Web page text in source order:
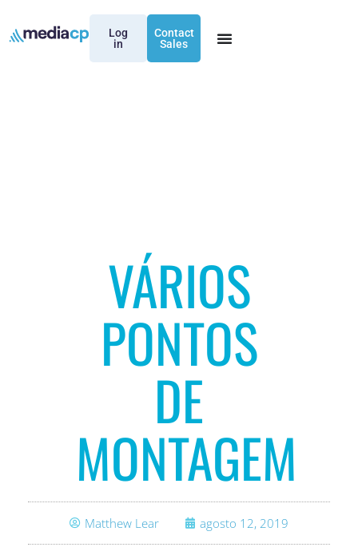
Log
in
Contact
Sales
VÁRIOS
PONTOS
DE
MONTAGEM
Matthew Lear agosto 12, 2019